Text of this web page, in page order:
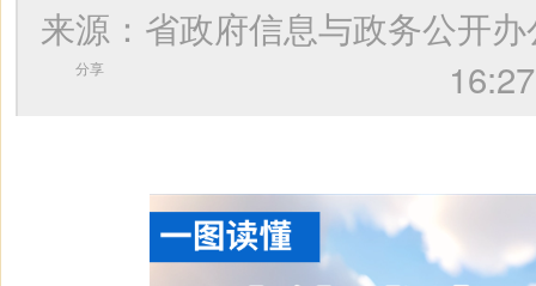
来源：省政府信息与政务公
分享